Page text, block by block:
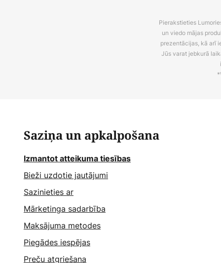
Pierakstieties
un viedo mājas
prezentācijas, kā arī
Jūs varat jebkurā
Saziņa un apkalpošana
Izmantot atteikuma tiesības
Bieži uzdotie jautājumi
Sazinieties ar
Mārketinga sadarbība
Maksājuma metodes
Piegādes iespējas
Preču atgriešana